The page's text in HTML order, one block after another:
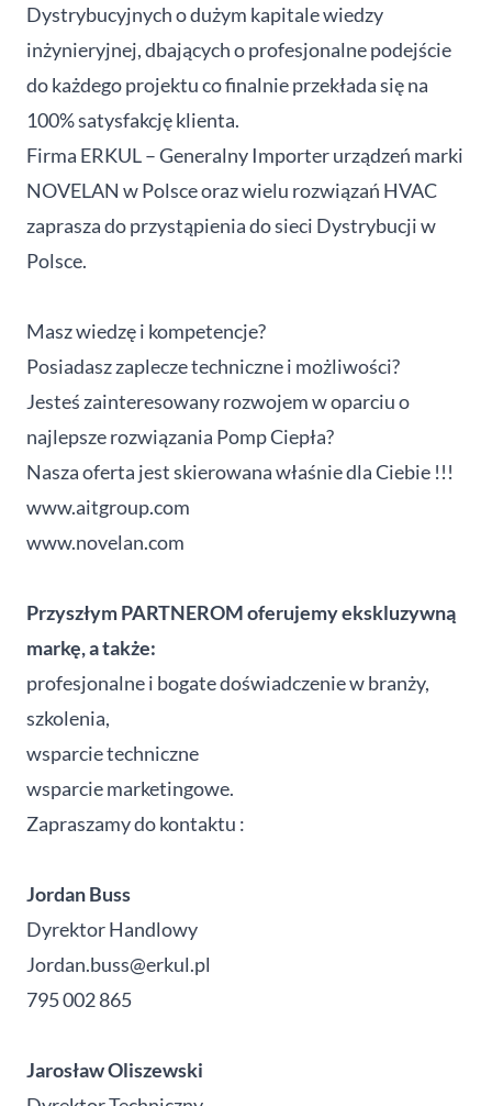
Dystrybucyjnych o dużym kapitale wiedzy
inżynieryjnej, dbających o profesjonalne podejście
do każdego projektu co finalnie przekłada się na
100% satysfakcję klienta.
Firma ERKUL – Generalny Importer urządzeń marki
NOVELAN w Polsce oraz wielu rozwiązań HVAC
zaprasza do przystąpienia do sieci Dystrybucji w
Polsce.
Masz wiedzę i kompetencje?
Posiadasz zaplecze techniczne i możliwości?
Jesteś zainteresowany rozwojem w oparciu o
najlepsze rozwiązania Pomp Ciepła?
Nasza oferta jest skierowana właśnie dla Ciebie !!!
www.aitgroup.com
www.novelan.com
Przyszłym PARTNEROM oferujemy ekskluzywną
markę, a także:
profesjonalne i bogate doświadczenie w branży,
szkolenia,
wsparcie techniczne
wsparcie marketingowe.
Zapraszamy do kontaktu :
Jordan Buss
Dyrektor Handlowy
Jordan.buss@erkul.pl
795 002 865
Jarosław Oliszewski